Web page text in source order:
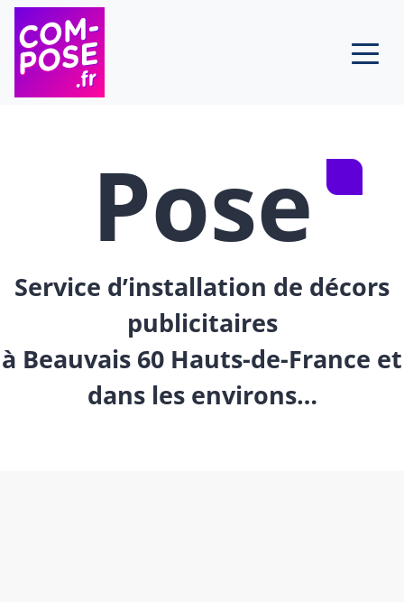
Skip to content
Pose
Service d’installation de décors
publicitaires
à Beauvais 60 Hauts-de-France et
dans les environs…